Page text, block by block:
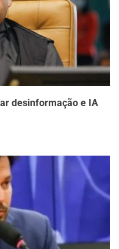
desinformação e IA